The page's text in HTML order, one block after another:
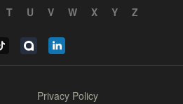
T U V W X Y Z
Privacy Policy